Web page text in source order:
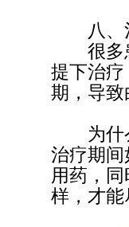
八
很多患
提下治
期，导
为
治疗期
用药，
样，才